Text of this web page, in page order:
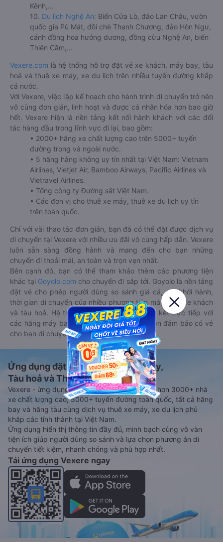
Kênh,...
10. Du lịch Nghệ An: Biển Cửa Lò, đảo Lan Châu, vườn
quốc gia Pù Mát, đồi chè Thanh Chương, đảo Hòn Ngư,
cánh đồng hoa hướng dương, đồng cừu Nghệ An, biển
Thiên Cầm,...
Vexere.com là hệ thống hỗ trợ đặt vé xe khách, máy bay, tàu
hoả và thuê xe máy, xe du lịch trên nhiều tuyến đường khắp
cả nước.
Với Vexere, việc lập kế hoạch cho hành trình di chuyển trở nên
vô cùng đơn giản, linh hoạt và được cá nhân hóa hơn bao giờ
hết. Vexere hiện là nền tảng kết nối hành khách với các đối
tác hàng đầu trong lĩnh vực đi lại, bao gồm:
• 2000+ hãng xe chất lượng cao trên 5000+ tuyến
đường trong và ngoài nước.
• 5 hãng hàng không uy tín nhất tại Việt Nam: Vietnam
Airlines, Vietjet Air, Bamboo Airways, Pacific Airlines và
Vietravel Airlines.
• Tổng công ty Đường sắt Việt Nam.
• Các đơn vị cho thuê xe máy, thuê xe du lịch uy tín
trên toàn quốc.
Chỉ với vài thao tác đơn giản, bạn đã có thể đặt được dịch vụ
di chuyển tại Vexere với nhiều ưu đãi vô cùng hấp dẫn. Vexere
luôn sẵn sàng đồng hành và mang đến cho bạn những
chuyến đi thoải mái, an toàn và trọn vẹn nhất.
Bên cạnh đó, bạn có thể tham khảo thêm các phương tiện
khác tại Goyolo.com cho chuyến đi sắp tới. Goyolo là nền tảng
đặt vé cho phép người dùng so sánh giá cả, giờ khởi hành,
thời gian di chuyển của nhiều phương tiện máy bay, xe khách
và tàu hoả. Hệ thống của Goyolo được liên kết trực tiếp với
các hãng máy bay, xe khách và tàu hoả, luôn đảm bảo có vé
cho bạn di chuyển.
Ứng dụng đặt vé Xe khách, Máy bay,
Tàu hoả và Thuê xe
Vexere - ứng dụng đặt vé đa phương tiện với hơn 3000+ nhà
xe chất lượng cao, 5000+ tuyến đường toàn quốc, tất cả hãng
bay và hãng tàu cùng dịch vụ thuê xe máy, xe du lịch phủ
khắp các tỉnh thành tại Việt Nam.
Ứng dụng hiển thị thông tin đầy đủ, minh bạch cùng vô vàn
tiện ích giúp người dùng so sánh và lựa chọn phương án di
chuyển tiết kiệm, nhanh chóng và phù hợp nhất.
Tải ứng dụng Vexere ngay